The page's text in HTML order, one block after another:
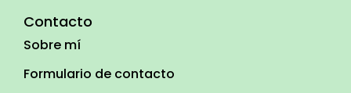
Contacto
Sobre mí
Formulario de contacto